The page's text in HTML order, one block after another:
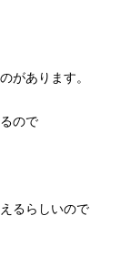
があります。
ので
るらしいので